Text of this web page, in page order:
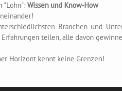
"Lohn": Wissen und Know-How
Branchen und
teilen, alle davon
Horizont kennt keine Grenzen!